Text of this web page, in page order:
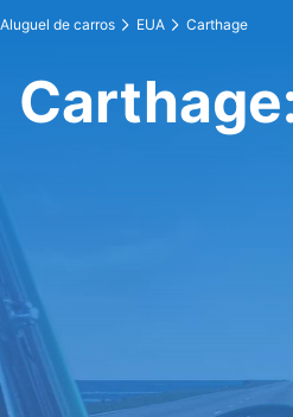
Aluguel de carros EUA Carthage